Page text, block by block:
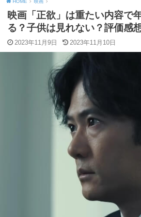
HOME 映画
映画「正欲」は重たい内容で
る？子供は見れない？評価感
2023年11月9日 2023年11月10日